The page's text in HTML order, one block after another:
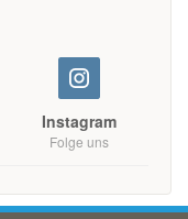
Instagram
Folge uns